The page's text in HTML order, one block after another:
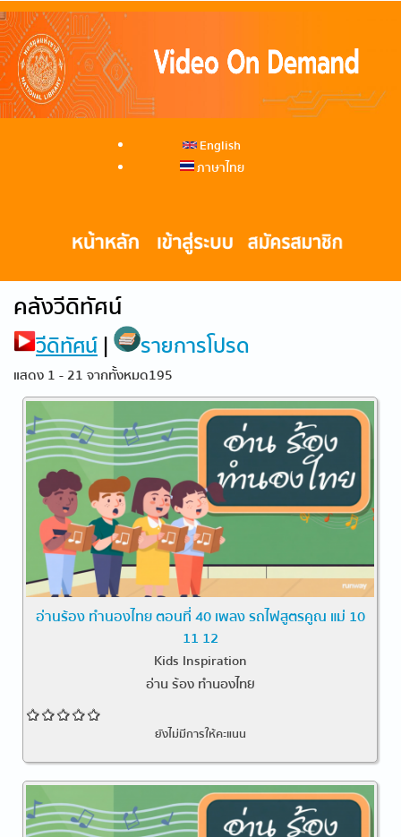
English
ภาษาไทย
คลังวีดิทัศน์
วีดิทัศน์ | รายการโปรด
แสดง 1 - 21 จากทั้งหมด195
อ่านร้อง ทำนองไทย ตอนที่ 40 เพลง รถไฟสูตรคูณ แม่ 10
11 12
Kids Inspiration
อ่าน ร้อง ทำนองไทย
ยังไม่มีการให้คะแนน